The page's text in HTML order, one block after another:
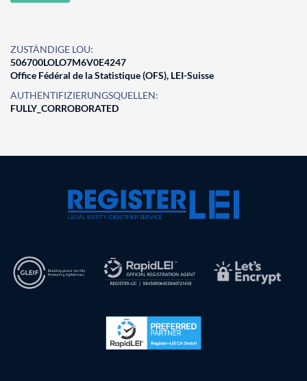
ZUSTÄNDIGE LOU:
506700LOLO7M6V0E4247
Office Fédéral de la Statistique (OFS), LEI-Suisse
AUTHENTIFIZIERUNGSQUELLEN:
FULLY_CORROBORATED